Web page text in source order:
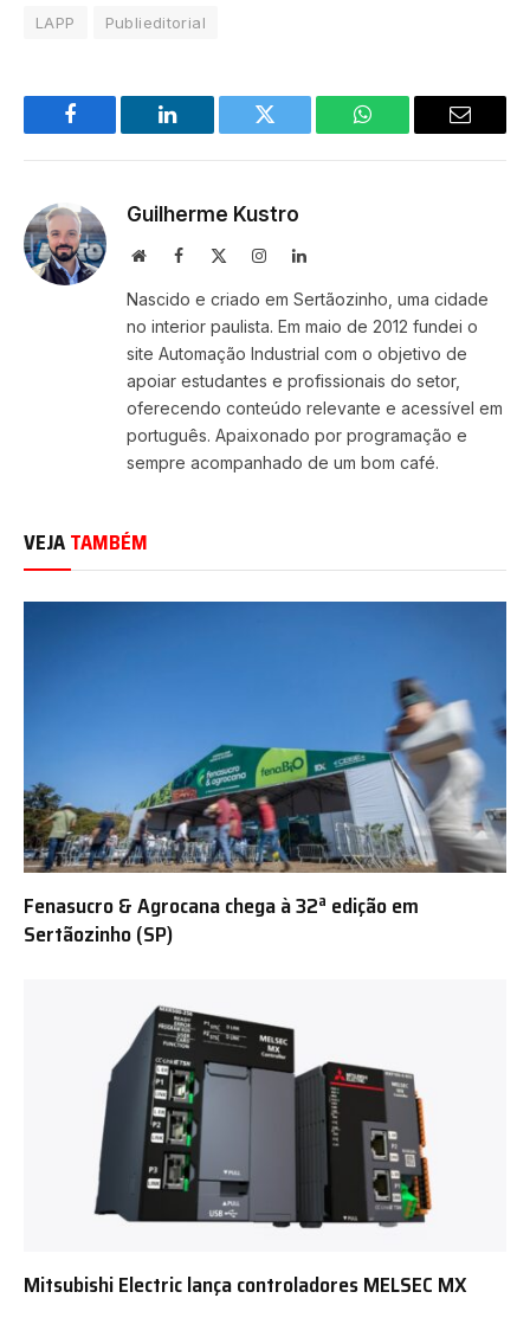
LAPP Publieditorial
Facebook LinkedIn Twitter WhatsApp Email
Guilherme Kustro
Site Facebook InstagramLinkedIn
Nascido e criado em Sertãozinho, uma cidade
no interior paulista. Em maio de 2012 fundei o
site Automação Industrial com o objetivo de
apoiar estudantes e profissionais do setor,
oferecendo conteúdo relevante e acessível em
português. Apaixonado por programação e
sempre acompanhado de um bom café.
VEJATAMBÉM
Fenasucro & Agrocana chega à 32ª edição em
Sertãozinho (SP)
Mitsubishi Electric lança controladores MELSEC MX